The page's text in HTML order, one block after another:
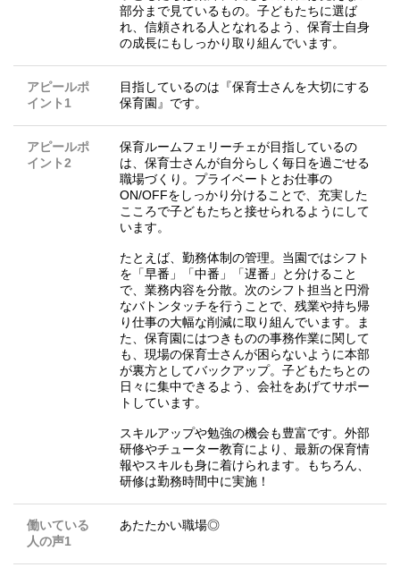
部分まで見ているもの。子どもたちに選ば
れ、信頼される人となれるよう、保育士自身
の成長にもしっかり取り組んでいます。
アピールポ
イント1
目指しているのは『保育士さんを大切にする
保育園』です。
アピールポ
イント2
保育ルームフェリーチェが目指しているの
は、保育士さんが自分らしく毎日を過ごせる
職場づくり。プライベートとお仕事の
ON/OFFをしっかり分けることで、充実した
こころで子どもたちと接せられるようにして
います。
たとえば、勤務体制の管理。当園ではシフト
を「早番」「中番」「遅番」と分けること
で、業務内容を分散。次のシフト担当と円滑
なバトンタッチを行うことで、残業や持ち帰
り仕事の大幅な削減に取り組んでいます。ま
た、保育園にはつきものの事務作業に関して
も、現場の保育士さんが困らないように本部
が裏方としてバックアップ。子どもたちとの
日々に集中できるよう、会社をあげてサポー
トしています。
スキルアップや勉強の機会も豊富です。外部
研修やチューター教育により、最新の保育情
報やスキルも身に着けられます。もちろん、
研修は勤務時間中に実施！
働いている
人の声1
あたたかい職場◎